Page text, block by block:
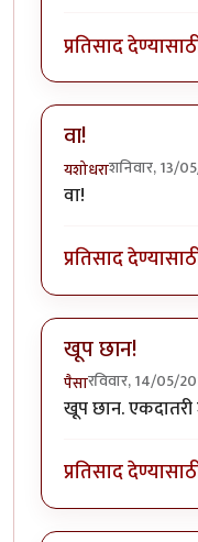
प्रतिसाद
वा!
यशोधराशनिवार, 13/
वा!
प्रतिसाद
खूप छान!
पैसारविवार, 14/05/
खूप छान.
प्रतिसाद